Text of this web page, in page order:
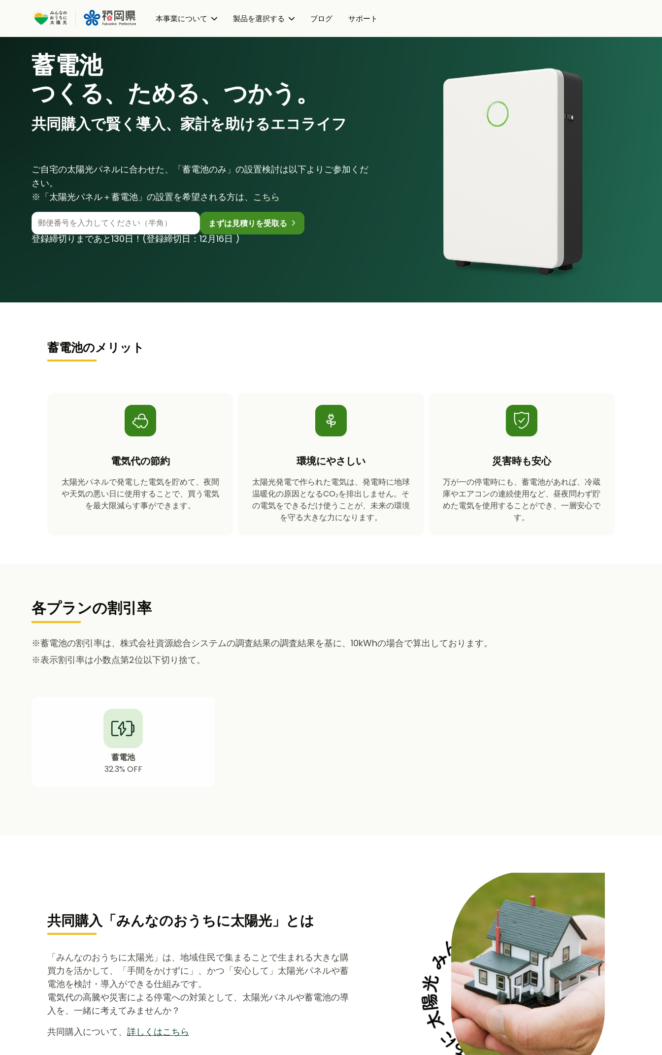
本事業について
共同購入事業とは
事務局について
全国で実施している共同購入事業
製品を選択する
蓄電池 (パネル設置済の方)
ブログ サポート
太陽光パネル / 太陽光パネル＋蓄電池
ブログ
蓄電池
つくる、ためる、つかう。
共同購入で賢く導入、家計を助けるエコライフ
ご自宅の太陽光パネルに合わせた、「蓄電池のみ」の設置検討は以下よりご参加くだ
さい。
※「太陽光パネル＋蓄電池」の設置を希望される方は、 こちら
まずは見積りを受取る
登録締切りまであと130日！(登録締切日：12月16日 )
蓄電池のメリット
電気代の節約
太陽光パネルで発電した電気を貯めて、夜間
や天気の悪い日に使用することで、買う電気
を最大限減らす事ができます。
環境にやさしい
太陽光発電で作られた電気は、発電時に地球
温暖化の原因となるCO₂を排出しません。そ
の電気をできるだけ使うことが、未来の環境
を守る大きな力になります。
災害時も安心
万が一の停電時にも、蓄電池があれば、冷蔵
庫やエアコンの連続使用など、昼夜問わず貯
めた電気を使用することができ、一層安心で
す。
各プランの割引率
※蓄電池の割引率は、株式会社資源総合システムの調査結果の調査結果を基に、10kWhの場合で算出しております。
※表示割引率は小数点第2位以下切り捨て。
蓄電池
32.3% OFF
共同購入「みんなのおうちに太陽光」とは
「みんなのおうちに太陽光」は、地域住民で集まることで生まれる大きな購
買力を活かして、「手間をかけずに」、かつ「安心して」太陽光パネルや蓄
電池を検討・導入ができる仕組みです。
電気代の高騰や災害による停電への対策として、太陽光パネルや蓄電池の導
入を、一緒に考えてみませんか？
共同購入について、 詳しくはこちら